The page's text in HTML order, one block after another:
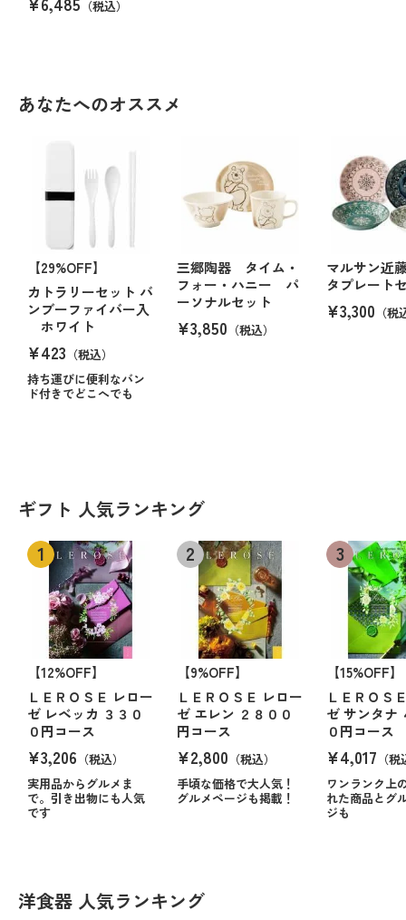
（税込）
あなたへのオススメ
【29%OFF】
カトラリーセット バ
ンブーファイバー入
ホワイト
¥423 （税込）
持ち運びに便利なバン
ド付きでどこへでも
三郷陶器 タイム・
フォー・ハニー パ
ーソナルセット
¥3,850 （税込）
マルサン近
タプレート
¥3,300 （税
ギフト 人気ランキング
【12%OFF】
ＬＥＲＯＳＥ レロー
ゼ レベッカ ３３０
０円コース
¥3,206 （税込）
実用品からグルメま
で。引き出物にも人気
です
【9%OFF】
ＬＥＲＯＳＥ レロー
ゼ エレン ２８００
円コース
¥2,800 （税込）
手頃な価格で大人気！
グルメページも掲載！
【15%OFF】
ＬＥＲＯＳ
ゼ サンタナ
０円コース
¥4,017 （
ワンランク上
れた商品とグ
ジも
洋食器 人気ランキング